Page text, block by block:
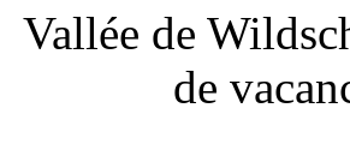
Vallée de
de